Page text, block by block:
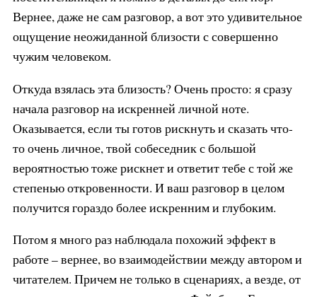
Вернее, даже не сам разговор, а вот это удивительное
ощущение неожиданной близости с совершенно
чужим человеком.
Откуда взялась эта близость? Очень просто: я сразу
начала разговор на искренней личной ноте.
Оказывается, если ты готов рискнуть и сказать что-
то очень личное, твой собеседник с большой
вероятностью тоже рискнет и ответит тебе с той же
степенью откровенности. И ваш разговор в целом
получится гораздо более искренним и глубоким.
Потом я много раз наблюдала похожий эффект в
работе – вернее, во взаимодействии между автором и
читателем. Причем не только в сценариях, а везде, от